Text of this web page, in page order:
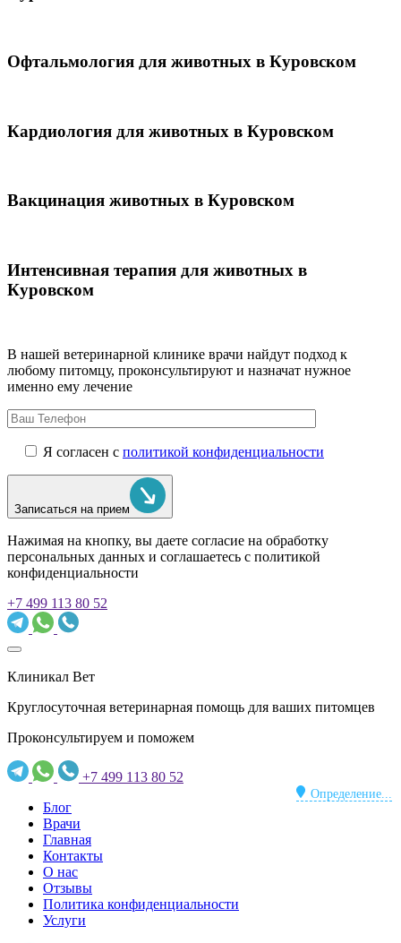
Офтальмология для животных в Куровском
Кардиология для животных в Куровском
Вакцинация животных в Куровском
Интенсивная терапия для животных в
Куровском
В нашей ветеринарной клинике врачи найдут подход к
любому питомцу, проконсультируют и назначат нужное
именно ему лечение
Я согласен с политикой конфиденциальности
Записаться на прием
Нажимая на кнопку, вы даете согласие на обработку
персональных данных и соглашаетесь c политикой
конфиденциальности
+7 499 113 80 52
Клиникал Вет
Круглосуточная ветеринарная помощь для ваших питомцев
Проконсультируем и поможем
+7 499 113 80 52
Определение...
Блог
Врачи
Главная
Контакты
О нас
Отзывы
Политика конфиденциальности
Услуги